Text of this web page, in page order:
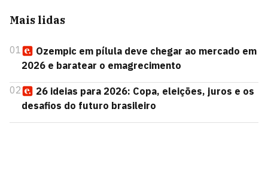
Mais lidas
01
Ozempic em pílula deve chegar ao mercado em
2026 e baratear o emagrecimento
02
26 ideias para 2026: Copa, eleições, juros e os
desafios do futuro brasileiro